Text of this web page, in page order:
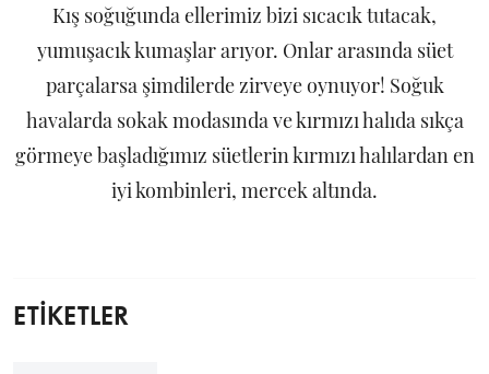
Kış soğuğunda ellerimiz bizi sıcacık tutacak,
yumuşacık kumaşlar arıyor. Onlar arasında süet
parçalarsa şimdilerde zirveye oynuyor! Soğuk
havalarda sokak modasında ve kırmızı halıda sıkça
görmeye başladığımız süetlerin kırmızı halılardan en
iyi kombinleri, mercek altında.
ETİKETLER